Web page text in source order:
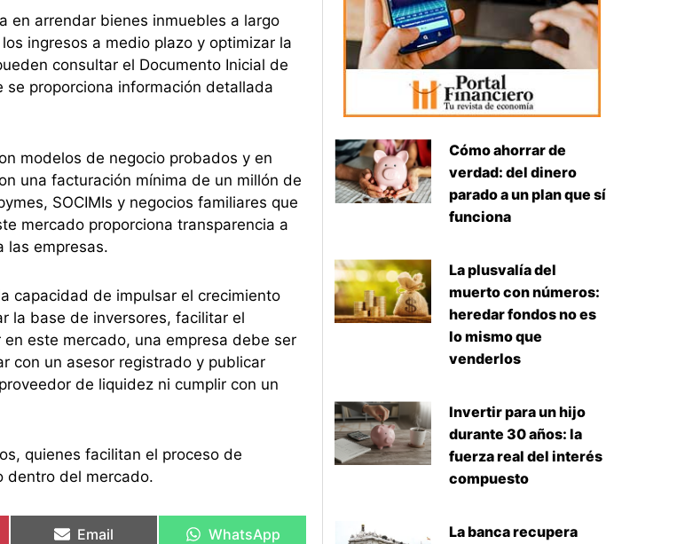
en arrendar bienes inmuebles a largo
ingresos a medio plazo y optimizar la
consultar el Documento Inicial de
proporciona información detallada
modelos de negocio probados y en
una facturación mínima de un millón de
SOCIMIs y negocios familiares que
mercado proporciona transparencia a
las empresas.
capacidad de impulsar el crecimiento
la base de inversores, facilitar el
este mercado, una empresa debe ser
con un asesor registrado y publicar
de liquidez ni cumplir con un
quienes facilitan el proceso de
dentro del mercado.
Email WhatsApp
Cómo ahorrar de
verdad: del dinero
parado a un plan que sí
funciona
La plusvalía del
muerto con números:
heredar fondos no es
lo mismo que
venderlos
Invertir para un hijo
durante 30 años: la
fuerza real del interés
compuesto
La banca recupera